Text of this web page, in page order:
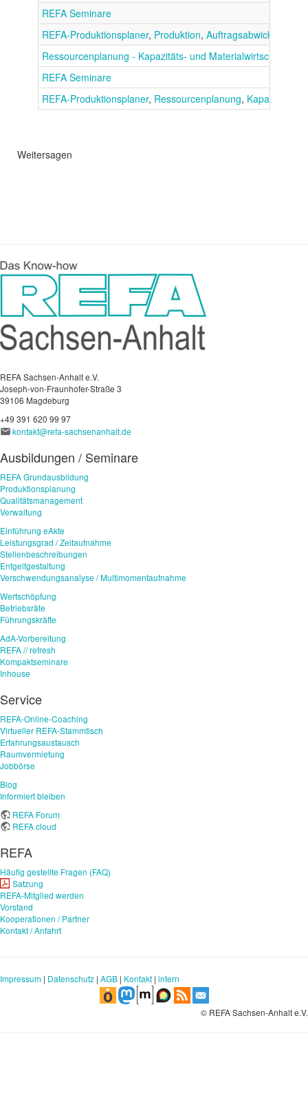
REFA Seminare
REFA-Produktionsplaner, Produktion, Auftragsabwicklung
Ressourcenplanung - Kapazitäts- und Materialwirtschaft
REFA Seminare
REFA-Produktionsplaner, Ressourcenplanung,
Weitersagen
REFA Sachsen-Anhalt e.V.
Joseph-von-Fraunhofer-Straße 3
39106 Magdeburg
+49 391 620 99 97
kontakt@refa-sachsenanhalt.de
Ausbildungen / Seminare
REFA Grundausbildung
Produktionsplanung
Qualitätsmanagement
Verwaltung
Einführung eAkte
Leistungsgrad / Zeitaufnahme
Stellenbeschreibungen
Entgeltgestaltung
Verschwendungsanalyse / Multimomentaufnahme
Wertschöpfung
Betriebsräte
Führungskräfte
AdA-Vorbereitung
REFA // refresh
Kompaktseminare
Inhouse
Service
REFA-Online-Coaching
Virtueller REFA-Stammtisch
Erfahrungsaustausch
Raumvermietung
Jobbörse
Blog
Informiert bleiben
REFA Forum
REFA cloud
REFA
Häufig gestellte Fragen (FAQ)
Satzung
REFA-Mitglied werden
Vorstand
Kooperationen / Partner
Kontakt / Anfahrt
Impressum | Datenschutz | AGB | Kontakt | intern
© REFA Sachsen-Anhalt e.V.